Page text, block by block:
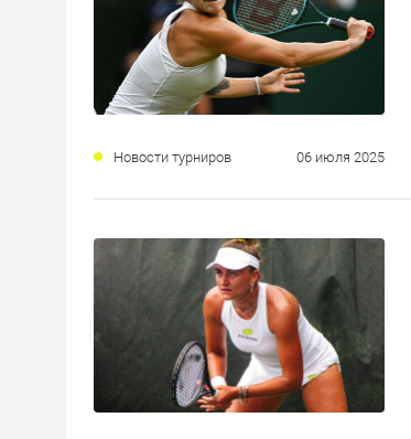
Новости турниров 06 июля 2025